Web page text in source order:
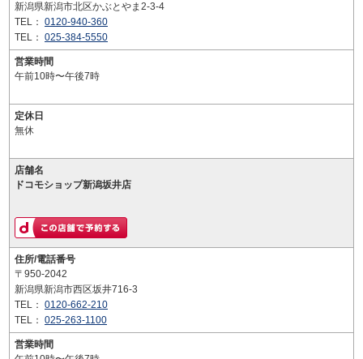
新潟県新潟市北区かぶとやま2-3-4
TEL： 0120-940-360
TEL： 025-384-5550
営業時間
午前10時〜午後7時
定休日
無休
店舗名
ドコモショップ新潟坂井店
住所/電話番号
〒950-2042
新潟県新潟市西区坂井716-3
TEL： 0120-662-210
TEL： 025-263-1100
営業時間